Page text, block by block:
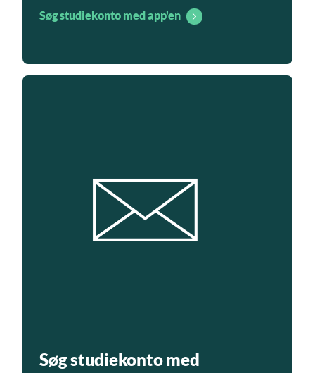
Søg studiekonto med app'en
Søg studiekonto med